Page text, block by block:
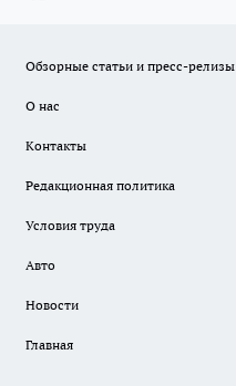
Обзорные статьи и пресс-релизы
О нас
Контакты
Редакционная политика
Условия труда
Авто
Новости
Главная